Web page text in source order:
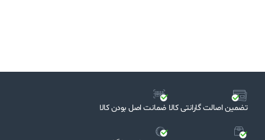
تضمین اصالت گارانتی کالا ضمانت اصل بودن کالا